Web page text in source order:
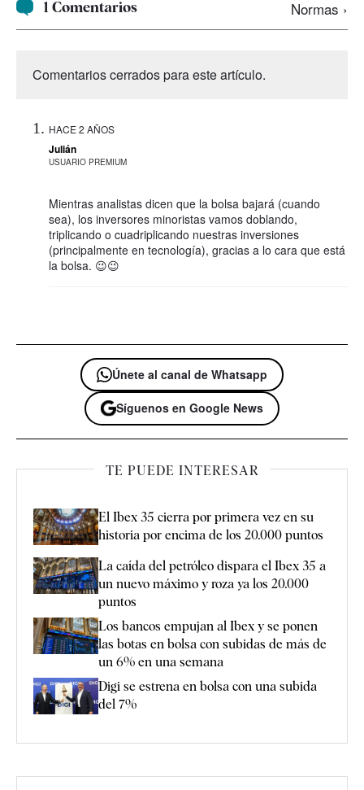
1 Comentarios Normas ›
Comentarios cerrados para este artículo.
HACE 2 AÑOS
Julián
USUARIO PREMIUM
Mientras analistas dicen que la bolsa bajará (cuando
sea), los inversores minoristas vamos doblando,
triplicando o cuadriplicando nuestras inversiones
(principalmente en tecnología), gracias a lo cara que está
la bolsa. 😉😉
Únete al canal de Whatsapp
Síguenos en Google News
TE PUEDE INTERESAR
El Ibex 35 cierra por primera vez en su
historia por encima de los 20.000 puntos
La caída del petróleo dispara el Ibex 35 a
un nuevo máximo y roza ya los 20.000
puntos
Los bancos empujan al Ibex y se ponen
las botas en bolsa con subidas de más de
un 6% en una semana
Digi se estrena en bolsa con una subida
del 7%